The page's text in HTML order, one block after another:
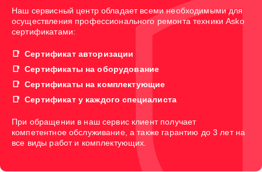
Наш сервисный центр обладает всеми необходимыми для
осуществления профессионального ремонта техники Asko
сертификатами:
Сертификат авторизации
Сертификаты на оборудование
Сертификаты на комплектующие
Сертификат у каждого специалиста
При обращении в наш сервис клиент получает
компетентное обслуживание, а также гарантию до 3 лет на
все виды работ и комплектующих.